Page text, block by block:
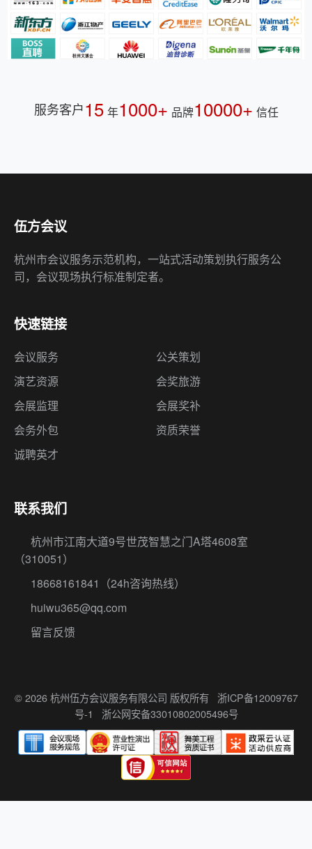
服务客户15 年1000+ 品牌10000+ 信任
伍方会议
杭州市会议服务示范机构，一站式活动策划执行服务公
司，会议现场执行标准制定者。
快速链接
会议服务
公关策划
演艺资源
会奖旅游
会展监理
会展奖补
会务外包
资质荣誉
诚聘英才
联系我们
杭州市江南大道9号世茂智慧之门A塔4608室
（310051）
18668161841
（24h咨询热线）
huiwu365@qq.com
留言反馈
© 2026 杭州伍方会议服务有限公司 版权所有 浙ICP备12009767
号-1
浙公网安备33010802005496号